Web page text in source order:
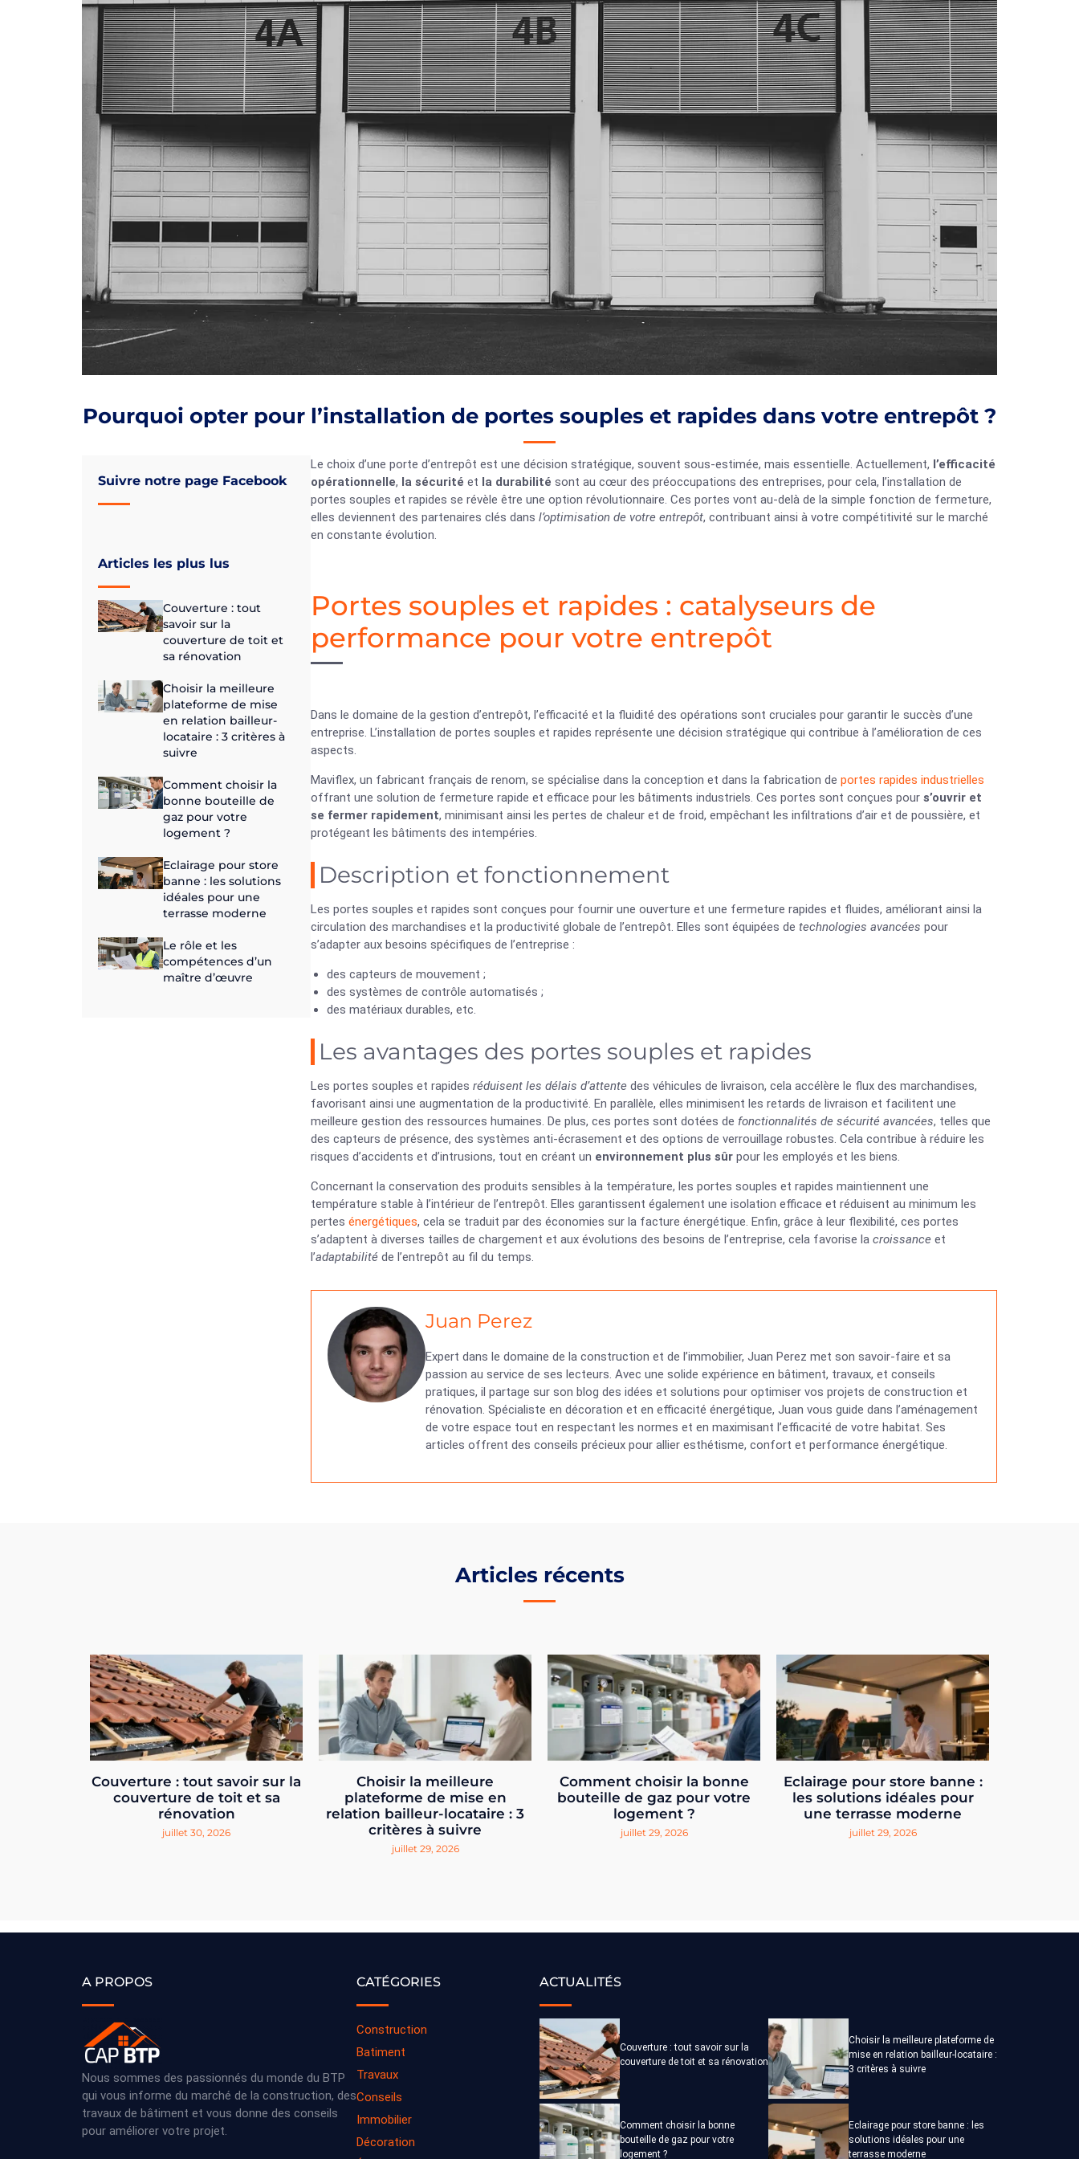
Pourquoi opter pour l’installation de portes souples et rapides dans votre entrepôt ?
Suivre notre page Facebook
Articles les plus lus
Couverture : tout
savoir sur la
couverture de toit et
sa rénovation
Choisir la meilleure
plateforme de mise
en relation bailleur-
locataire : 3 critères à
suivre
Comment choisir la
bonne bouteille de
gaz pour votre
logement ?
Eclairage pour store
banne : les solutions
idéales pour une
terrasse moderne
Le rôle et les
compétences d’un
maître d’œuvre
Le choix d’une porte d’entrepôt est une décision stratégique, souvent sous-estimée, mais essentielle. Actuellement, l’efficacité
opérationnelle, la sécurité et la durabilité sont au cœur des préoccupations des entreprises, pour cela, l’installation de
portes souples et rapides se révèle être une option révolutionnaire. Ces portes vont au-delà de la simple fonction de fermeture,
elles deviennent des partenaires clés dans l’optimisation de votre entrepôt, contribuant ainsi à votre compétitivité sur le marché
en constante évolution.
Portes souples et rapides : catalyseurs de
performance pour votre entrepôt
Dans le domaine de la gestion d’entrepôt, l’efficacité et la fluidité des opérations sont cruciales pour garantir le succès d’une
entreprise. L’installation de portes souples et rapides représente une décision stratégique qui contribue à l’amélioration de ces
aspects.
Maviflex, un fabricant français de renom, se spécialise dans la conception et dans la fabrication de portes rapides industrielles
offrant une solution de fermeture rapide et efficace pour les bâtiments industriels. Ces portes sont conçues pour s’ouvrir et
se fermer rapidement, minimisant ainsi les pertes de chaleur et de froid, empêchant les infiltrations d’air et de poussière, et
protégeant les bâtiments des intempéries.
Description et fonctionnement
Les portes souples et rapides sont conçues pour fournir une ouverture et une fermeture rapides et fluides, améliorant ainsi la
circulation des marchandises et la productivité globale de l’entrepôt. Elles sont équipées de technologies avancées pour
s’adapter aux besoins spécifiques de l’entreprise :
des capteurs de mouvement ;
des systèmes de contrôle automatisés ;
des matériaux durables, etc.
Les avantages des portes souples et rapides
Les portes souples et rapides réduisent les délais d’attente des véhicules de livraison, cela accélère le flux des marchandises,
favorisant ainsi une augmentation de la productivité. En parallèle, elles minimisent les retards de livraison et facilitent une
meilleure gestion des ressources humaines. De plus, ces portes sont dotées de fonctionnalités de sécurité avancées, telles que
des capteurs de présence, des systèmes anti-écrasement et des options de verrouillage robustes. Cela contribue à réduire les
risques d’accidents et d’intrusions, tout en créant un environnement plus sûr pour les employés et les biens.
Concernant la conservation des produits sensibles à la température, les portes souples et rapides maintiennent une
température stable à l’intérieur de l’entrepôt. Elles garantissent également une isolation efficace et réduisent au minimum les
pertes énergétiques, cela se traduit par des économies sur la facture énergétique. Enfin, grâce à leur flexibilité, ces portes
s’adaptent à diverses tailles de chargement et aux évolutions des besoins de l’entreprise, cela favorise la croissance et
l’adaptabilité de l’entrepôt au fil du temps.
Juan Perez
Expert dans le domaine de la construction et de l’immobilier, Juan Perez met son savoir-faire et sa
passion au service de ses lecteurs. Avec une solide expérience en bâtiment, travaux, et conseils
pratiques, il partage sur son blog des idées et solutions pour optimiser vos projets de construction et
rénovation. Spécialiste en décoration et en efficacité énergétique, Juan vous guide dans l’aménagement
de votre espace tout en respectant les normes et en maximisant l’efficacité de votre habitat. Ses
articles offrent des conseils précieux pour allier esthétisme, confort et performance énergétique.
Articles récents
Couverture : tout savoir sur la
couverture de toit et sa
rénovation
juillet 30, 2026
Choisir la meilleure
plateforme de mise en
relation bailleur-locataire : 3
critères à suivre
juillet 29, 2026
Comment choisir la bonne
bouteille de gaz pour votre
logement ?
juillet 29, 2026
Eclairage pour store banne :
les solutions idéales pour
une terrasse moderne
juillet 29, 2026
A PROPOS
Nous sommes des passionnés du monde du BTP
qui vous informe du marché de la construction, des
travaux de bâtiment et vous donne des conseils
pour améliorer votre projet.
CATÉGORIES
Construction
Batiment
Travaux
Conseils
Immobilier
Décoration
ACTUALITÉS
Couverture : tout savoir sur la
couverture de toit et sa rénovation
Choisir la meilleure plateforme de
mise en relation bailleur-locataire :
3 critères à suivre
Comment choisir la bonne
bouteille de gaz pour votre
logement ?
Eclairage pour store banne : les
solutions idéales pour une
terrasse moderne